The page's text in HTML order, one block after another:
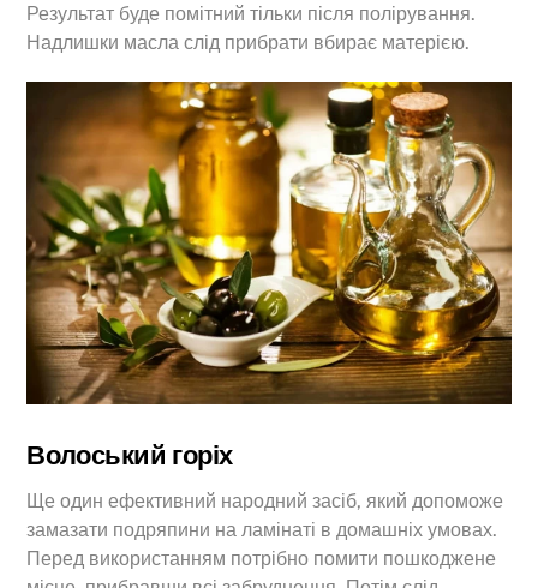
Результат буде помітний тільки після полірування.
Надлишки масла слід прибрати вбирає матерією.
Волоський горіх
Ще один ефективний народний засіб, який допоможе
замазати подряпини на ламінаті в домашніх умовах.
Перед використанням потрібно помити пошкоджене